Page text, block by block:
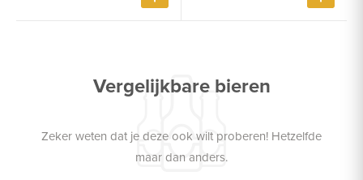
Vergelijkbare bieren
Zeker weten dat je deze ook wilt proberen! Hetzelfde
maar dan anders.